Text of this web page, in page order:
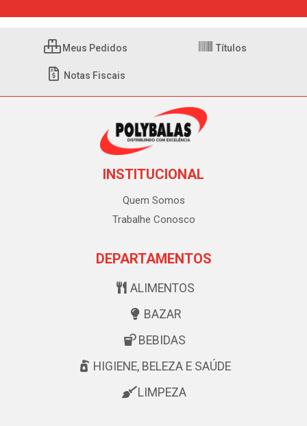
Meus Pedidos Títulos
Notas Fiscais
INSTITUCIONAL
Quem Somos
Trabalhe Conosco
DEPARTAMENTOS
ALIMENTOS
BAZAR
BEBIDAS
HIGIENE, BELEZA E SAÚDE
LIMPEZA